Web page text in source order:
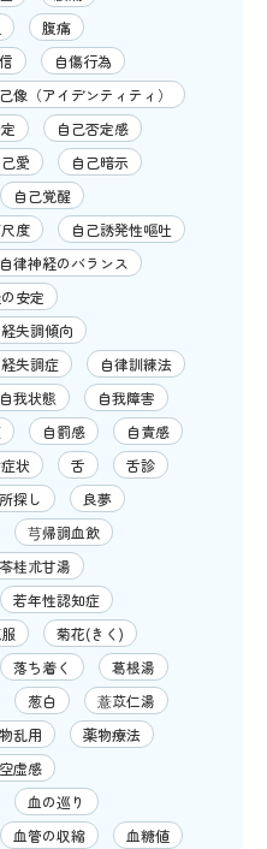
腹痛
自傷行為
像（アイデンティティ）
自己否定感
愛
自己暗示
自己覚醒
度
自己誘発性嘔吐
自律神経のバランス
安定
失調傾向
失調症
自律訓練法
自我状態
自我障害
自罰感
自責感
状 舌
舌診
探し
良夢
芎帰調血飲
苓桂朮甘湯
若年性認知症
菊花(きく)
落ち着く
葛根湯
葱白
薏苡仁湯
乱用
薬物療法
虚感
血の巡り
血管の収縮
血糖値